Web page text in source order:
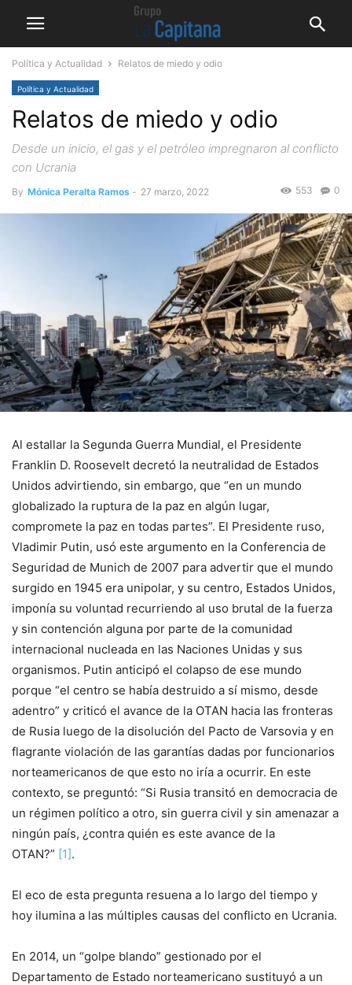
Política y Actualidad Relatos de miedo y odio
Política y Actualidad
Relatos de miedo y odio
Desde un inicio, el gas y el petróleo impregnaron al conflicto
con Ucrania
By Mónica Peralta Ramos - 27 marzo, 2022 0
553
Al estallar la Segunda Guerra Mundial, el Presidente
Franklin D. Roosevelt decretó la neutralidad de Estados
Unidos advirtiendo, sin embargo, que “en un mundo
globalizado la ruptura de la paz en algún lugar,
compromete la paz en todas partes”. El Presidente ruso,
Vladimir Putin, usó este argumento en la Conferencia de
Seguridad de Munich de 2007 para advertir que el mundo
surgido en 1945 era unipolar, y su centro, Estados Unidos,
imponía su voluntad recurriendo al uso brutal de la fuerza
y sin contención alguna por parte de la comunidad
internacional nucleada en las Naciones Unidas y sus
organismos. Putin anticipó el colapso de ese mundo
porque “el centro se había destruido a sí mismo, desde
adentro” y criticó el avance de la OTAN hacia las fronteras
de Rusia luego de la disolución del Pacto de Varsovia y en
flagrante violación de las garantías dadas por funcionarios
norteamericanos de que esto no iría a ocurrir. En este
contexto, se preguntó: “Si Rusia transitó en democracia de
un régimen político a otro, sin guerra civil y sin amenazar a
ningún país, ¿contra quién es este avance de la
OTAN?” [1].
El eco de esta pregunta resuena a lo largo del tiempo y
hoy ilumina a las múltiples causas del conflicto en Ucrania.
En 2014, un “golpe blando” gestionado por el
Departamento de Estado norteamericano sustituyó a un